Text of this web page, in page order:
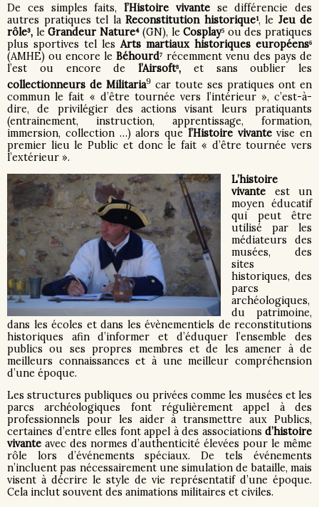
De ces simples faits, l’Histoire vivantese différencie des
autres pratiques tel la Reconstitution historique¹, le Jeu de
rôle³, leGrandeur Nature⁴(GN), leCosplay⁵ ou des pratiques
plus sportives tel lesArts martiaux historiques européens⁶
(AMHE) ou encore leBéhourd⁷ récemment venu des pays de
l’est ou encore de l’Airsoft⁸, et sans oublier les
collectionneurs de Militaria9 car toute ses pratiques ont en
commun le fait « d’être tournée vers l’intérieur », c’est-à-
dire, de privilégier des actions visant leurs pratiquants
(entrainement, instruction, apprentissage, formation,
immersion, collection …) alors que l’Histoire vivantevise en
premier lieu le Public et donc le fait « d’être tournée vers
l’extérieur ».
L’histoire
vivante est un
moyen éducatif
qui peut être
utilisé par les
médiateurs des
musées, des
sites
historiques, des
parcs
archéologiques,
du patrimoine,
dans les écoles et dans les évènementiels de reconstitutions
historiques afin d’informer et d’éduquer l’ensemble des
publics ou ses propres membres et de les amener à de
meilleurs connaissances et à une meilleur compréhension
d’une époque.
Les structures publiques ou privées comme les musées et les
parcs archéologiques font régulièrement appel à des
professionnels pour les aider à transmettre aux Publics,
certaines d’entre elles font appel à des associations d’histoire
vivante avec des normes d’authenticité élevées pour le même
rôle lors d’événements spéciaux. De tels événements
n’incluent pas nécessairement une simulation de bataille, mais
visent à décrire le style de vie représentatif d’une époque.
Cela inclut souvent des animations militaires et civiles.